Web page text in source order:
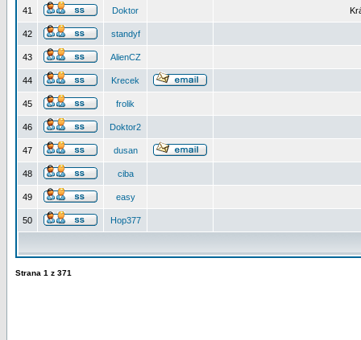
41 Doktor
42 standyf
43 AlienCZ
44 Krecek
45 frolik
46 Doktor2
47 dusan
48 ciba
49 easy
50 Hop377
Strana 1 z 371